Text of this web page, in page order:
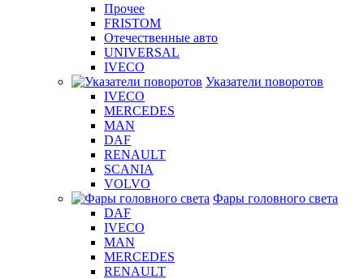
Прочее
FRISTOM
Отечественные авто
UNIVERSAL
IVECO
Указатели поворотов
IVECO
MERCEDES
MAN
DAF
RENAULT
SCANIA
VOLVO
Фары головного света
DAF
IVECO
MAN
MERCEDES
RENAULT